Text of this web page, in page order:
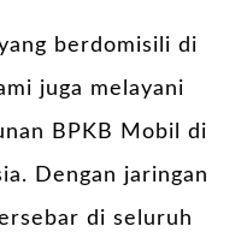
berdomisili di
juga melayani
BPKB Mobil di
Dengan jaringan
di seluruh